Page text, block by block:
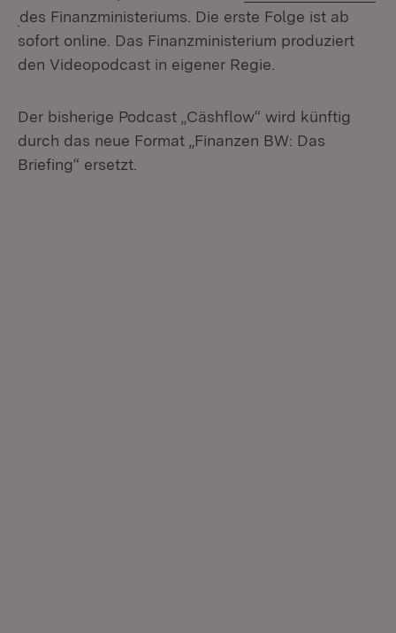
(Öffnet in neuem Fenster)
des Finanzministeriums. Die erste Folge ist ab
sofort online. Das Finanzministerium produziert
den Videopodcast in eigener Regie.
Der bisherige Podcast „Cäshflow“ wird künftig
durch das neue Format „Finanzen BW: Das
Briefing“ ersetzt.